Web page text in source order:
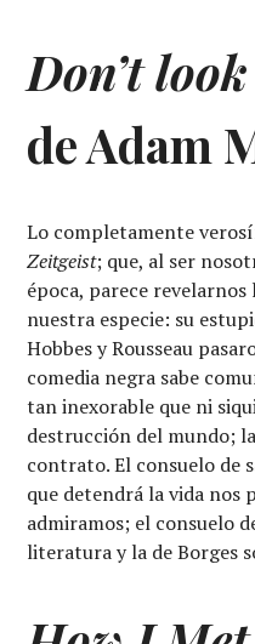
Don’t
de Adam
Lo completamente
Zeitgeist; que, al ser
época, parece
nuestra especie: su
Hobbes y Rousseau
comedia negra sabe
tan inexorable que ni
destrucción del mundo;
contrato. El consuelo de
que detendrá la vida nos
admiramos; el consuelo
literatura y la de Borges